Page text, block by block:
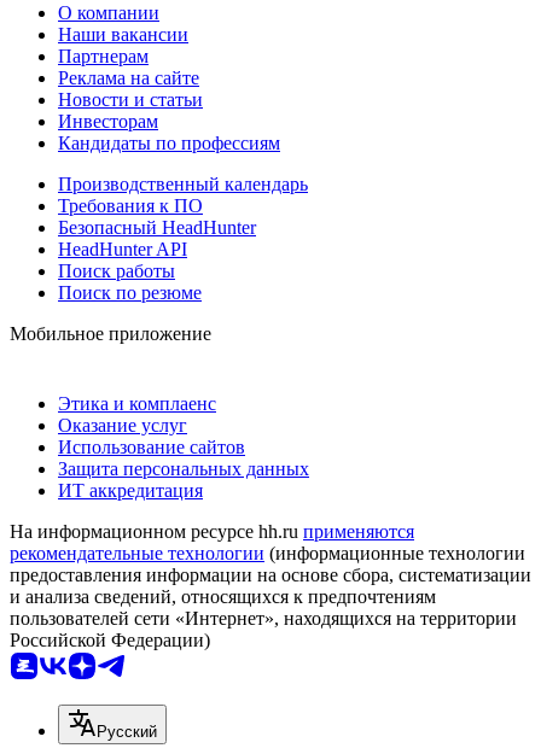
О компании
Наши вакансии
Партнерам
Реклама на сайте
Новости и статьи
Инвесторам
Кандидаты по профессиям
Производственный календарь
Требования к ПО
Безопасный HeadHunter
HeadHunter API
Поиск работы
Поиск по резюме
Мобильное приложение
Этика и комплаенс
Оказание услуг
Использование сайтов
Защита персональных данных
ИТ аккредитация
На информационном ресурсе hh.ru применяются
рекомендательные технологии (информационные технологии
предоставления информации на основе сбора, систематизации
и анализа сведений, относящихся к предпочтениям
пользователей сети «Интернет», находящихся на территории
Российской Федерации)
Русский